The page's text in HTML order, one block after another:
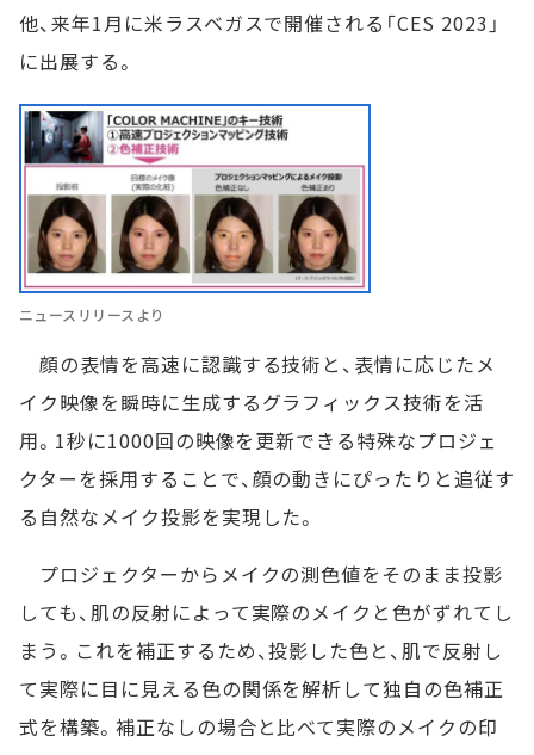
他、来年1月に米ラスベガスで開催される「CES 2023」
に出展する。
ニュースリリースより
顔の表情を高速に認識する技術と、表情に応じたメ
イク映像を瞬時に生成するグラフィックス技術を活
用。1秒に1000回の映像を更新できる特殊なプロジェ
クターを採用することで、顔の動きにぴったりと追従す
る自然なメイク投影を実現した。
プロジェクターからメイクの測色値をそのまま投影
しても、肌の反射によって実際のメイクと色がずれてし
まう。これを補正するため、投影した色と、肌で反射し
て実際に目に見える色の関係を解析して独自の色補正
式を構築。補正なしの場合と比べて実際のメイクの印